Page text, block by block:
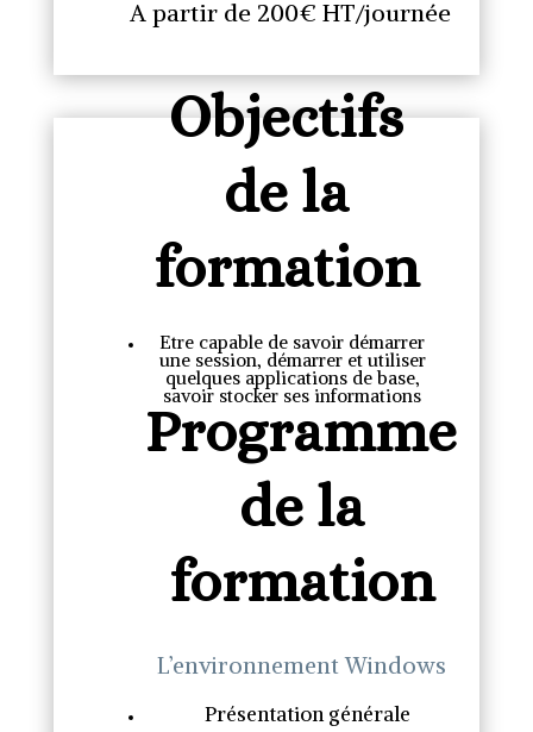
A partir de 200€ HT/journée
Objectifs
de la
formation
Etre capable de savoir démarrer
une session, démarrer et utiliser
quelques applications de base,
savoir stocker ses informations
Programme
de la
formation
L’environnement Windows
Présentation générale